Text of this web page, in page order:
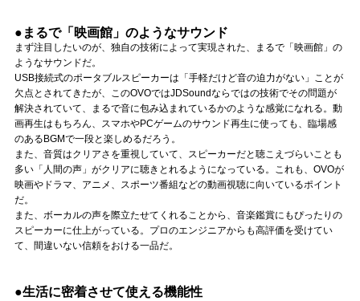
●まるで「映画館」のようなサウンド
まず注目したいのが、独自の技術によって実現された、まるで「映画館」の
ようなサウンドだ。
USB接続式のポータブルスピーカーは「手軽だけど音の迫力がない」ことが
欠点とされてきたが、このOVOではJDSoundならではの技術でその問題が
解決されていて、まるで音に包み込まれているかのような感覚になれる。動
画再生はもちろん、スマホやPCゲームのサウンド再生に使っても、臨場感
のあるBGMで一段と楽しめるだろう。
また、音質はクリアさを重視していて、スピーカーだと聴こえづらいことも
多い「人間の声」がクリアに聴きとれるようになっている。これも、OVOが
映画やドラマ、アニメ、スポーツ番組などの動画視聴に向いているポイント
だ。
また、ボーカルの声を際立たせてくれることから、音楽鑑賞にもぴったりの
スピーカーに仕上がっている。プロのエンジニアからも高評価を受けてい
て、間違いない信頼をおける一品だ。
●生活に密着させて使える機能性